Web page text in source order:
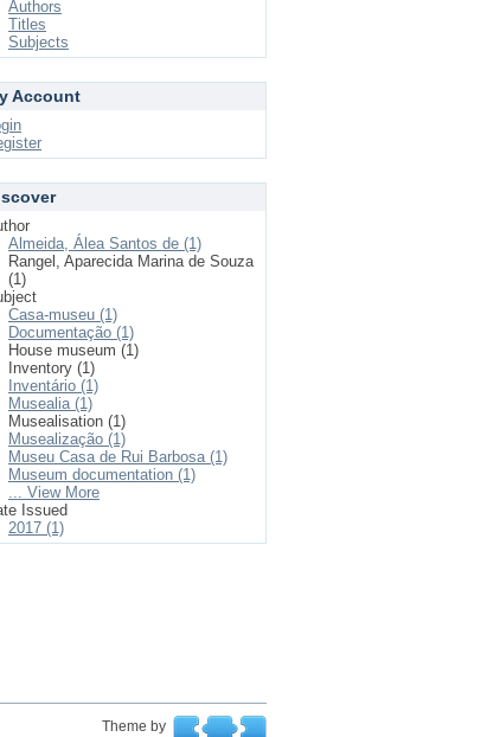
Authors
Titles
Subjects
Account
Almeida, Álea Santos de (1)
Rangel, Aparecida Marina de Souza
(1)
Casa-museu (1)
Documentação (1)
House museum (1)
Inventory (1)
Inventário (1)
Musealia (1)
Musealisation (1)
Musealização (1)
Museu Casa de Rui Barbosa (1)
Museum documentation (1)
... View More
Issued
2017 (1)
Theme by